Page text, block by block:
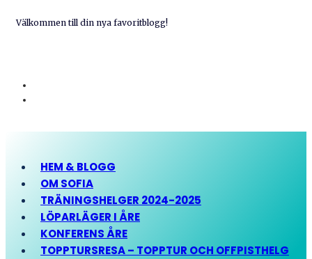
Välkommen till din nya favoritblogg!
HEM & BLOGG
OM SOFIA
TRÄNINGSHELGER 2024-2025
LÖPARLÄGER I ÅRE
KONFERENS ÅRE
TOPPTURSRESA – TOPPTUR OCH OFFPISTHELG